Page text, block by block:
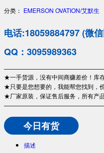
分类： EMERSON OVATION/艾默生
电话:18059884797 (微
QQ：3095989363
★一手货源，没有中间商赚差价！库
★只要是您想要的，我能帮您找到，
★厂家原装，保证售后服务，所有产
今日有货
描述